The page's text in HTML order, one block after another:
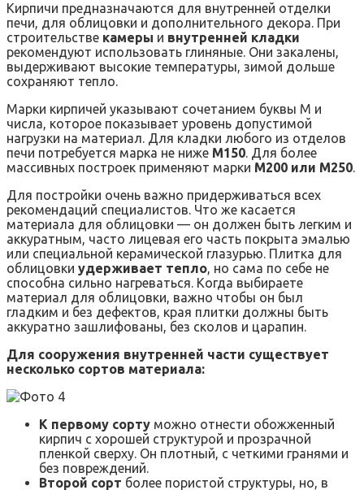
Кирпичи предназначаются для внутренней отделки
печи, для облицовки и дополнительного декора. При
строительстве камеры и внутренней кладки
рекомендуют использовать глиняные. Они закалены,
выдерживают высокие температуры, зимой дольше
сохраняют тепло.
Марки кирпичей указывают сочетанием буквы М и
числа, которое показывает уровень допустимой
нагрузки на материал. Для кладки любого из отделов
печи потребуется марка не ниже М150. Для более
массивных построек применяют марки М200 или М250.
Для постройки очень важно придерживаться всех
рекомендаций специалистов. Что же касается
материала для облицовки — он должен быть легким и
аккуратным, часто лицевая его часть покрыта эмалью
или специальной керамической глазурью. Плитка для
облицовки удерживает тепло, но сама по себе не
способна сильно нагреваться. Когда выбираете
материал для облицовки, важно чтобы он был
гладким и без дефектов, края плитки должны быть
аккуратно зашлифованы, без сколов и царапин.
Для сооружения внутренней части существует
несколько сортов материала:
К первому сорту можно отнести обожженный
кирпич с хорошей структурой и прозрачной
пленкой сверху. Он плотный, с четкими гранями и
без повреждений.
Второй сорт более пористой структуры, но, в